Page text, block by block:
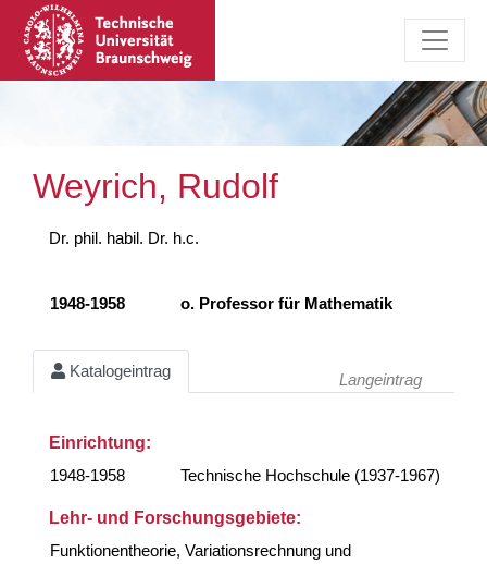
Weyrich, Rudolf
Dr. phil. habil. Dr. h.c.
1948-1958 o. Professor für Mathematik
Katalogeintrag Langeintrag
Einrichtung:
1948-1958
Technische Hochschule (1937-1967)
Lehr- und Forschungsgebiete:
Funktionentheorie, Variationsrechnung und